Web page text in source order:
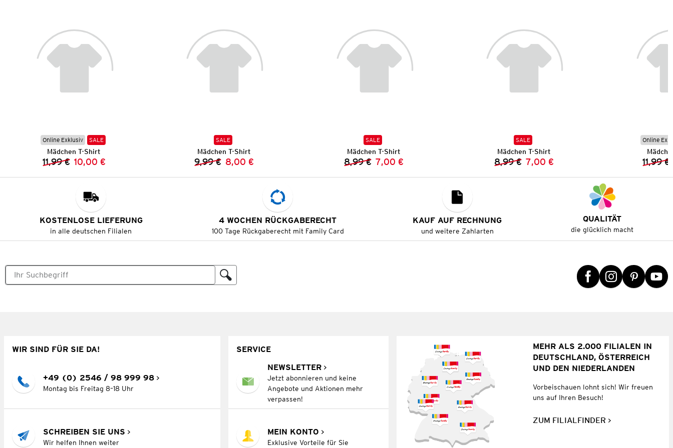
Online Exklusiv SALE
Mädchen T-Shirt
Vorheriger Preis:
11,99 € Neuer Preis:
10,00 €
SALE
Mädchen T-Shirt
Vorheriger Preis:
9,99 € Neuer Preis:
8,00 €
SALE
Mädchen T-Shirt
Vorheriger Preis:
8,99 € Neuer Preis:
7,00 €
SALE
Mädchen T-Shirt
Vorheriger Preis:
8,99 € Neuer Preis:
7,00 €
Online
11,99 €
KOSTENLOSE LIEFERUNG
in alle deutschen Filialen
4 WOCHEN RÜCKGABERECHT
100 Tage Rückgaberecht mit Family Card
KAUF AUF RECHNUNG
und weitere Zahlarten
QUALITÄT
die glücklich macht
WIR SIND FÜR SIE DA!
+49 (0) 2546 / 98 999 98
Montag bis Freitag 8–18 Uhr
SCHREIBEN SIE UNS
Wir helfen Ihnen weiter
SERVICE
NEWSLETTER
Jetzt abonnieren und keine
Angebote und Aktionen mehr
verpassen!
MEIN KONTO
Exklusive Vorteile für Sie
MEHR ALS 2.000 FILIALEN IN
DEUTSCHLAND, ÖSTERREICH
UND DEN NIEDERLANDEN
Vorbeischauen lohnt sich! Wir freuen
uns auf Ihren Besuch!
ZUM FILIALFINDER